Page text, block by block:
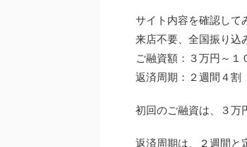
サイト内容を確認して
来店不要、全国振り込
ご融資額：３万円～１
返済周期：２週間４割
初回のご融資は、３万
返済周期は、２週間と